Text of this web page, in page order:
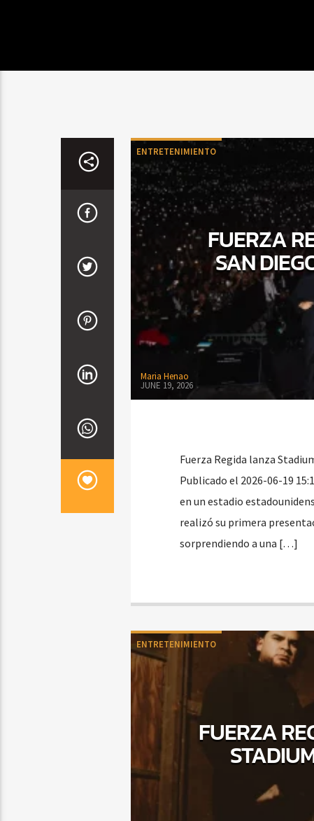
ENTRETENIMIENTO
FUERZA
SAN
Maria Henao
JUNE 19, 2026
Fuerza Regida lanza
Publicado el 2026-06-19
en un estadio
realizó su primera
sorprendiendo a una […]
ENTRETENIMIENTO
FUERZA